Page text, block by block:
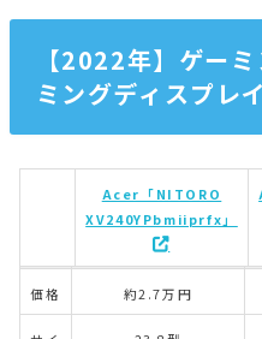
【2022年】ゲー
ミングディスプレ
Acer「NITORO
XV240YPbmiiprfx」
価格 約2.7万円